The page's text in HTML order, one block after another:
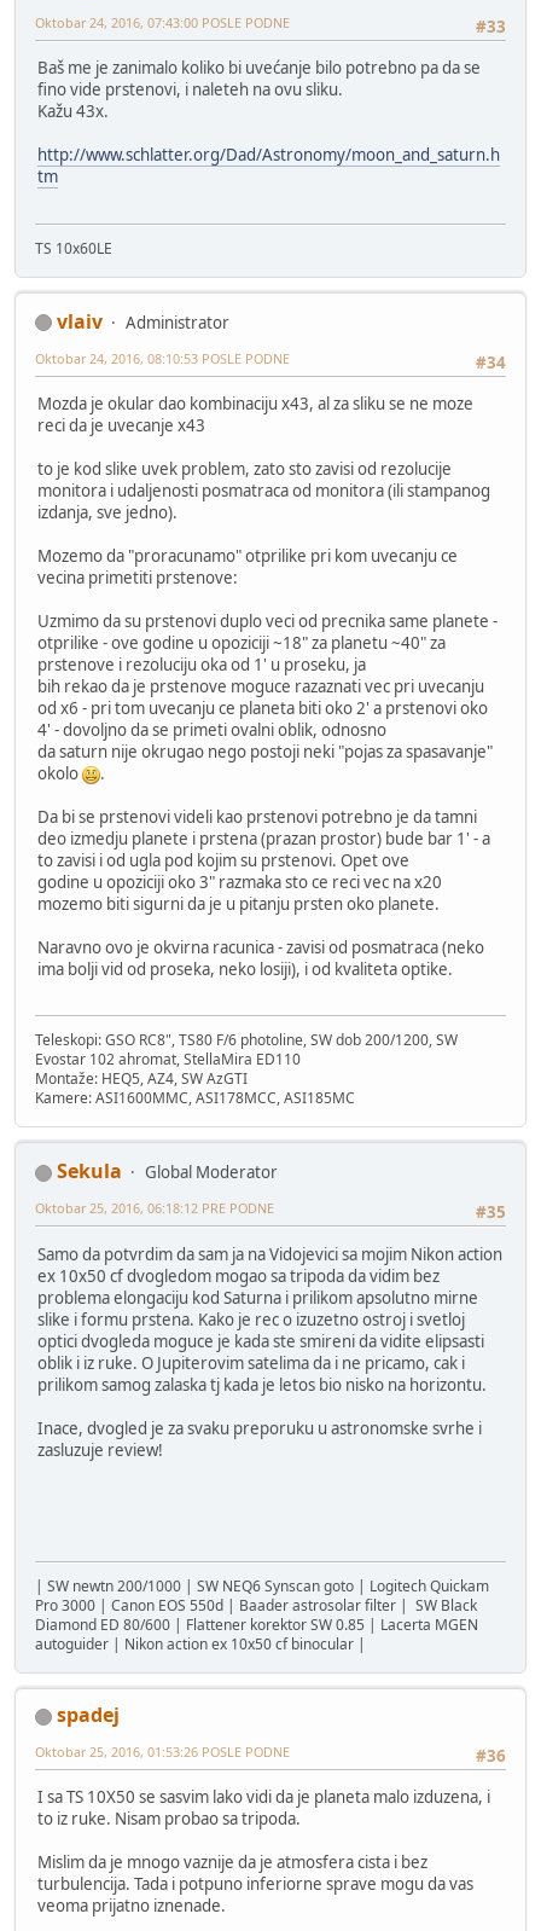
#33
Oktobar 24, 2016, 07:43:00 POSLE PODNE
Baš me je zanimalo koliko bi uvećanje bilo potrebno pa da se
fino vide prstenovi, i naleteh na ovu sliku.
Kažu 43x.
http://www.schlatter.org/Dad/Astronomy/moon_and_saturn.h
tm
TS 10x60LE
vlaiv
Administrator
#34
Oktobar 24, 2016, 08:10:53 POSLE PODNE
Mozda je okular dao kombinaciju x43, al za sliku se ne moze
reci da je uvecanje x43
to je kod slike uvek problem, zato sto zavisi od rezolucije
monitora i udaljenosti posmatraca od monitora (ili stampanog
izdanja, sve jedno).
Mozemo da "proracunamo" otprilike pri kom uvecanju ce
vecina primetiti prstenove:
Uzmimo da su prstenovi duplo veci od precnika same planete -
otprilike - ove godine u opoziciji ~18" za planetu ~40" za
prstenove i rezoluciju oka od 1' u proseku, ja
bih rekao da je prstenove moguce razaznati vec pri uvecanju
od x6 - pri tom uvecanju ce planeta biti oko 2' a prstenovi oko
4' - dovoljno da se primeti ovalni oblik, odnosno
da saturn nije okrugao nego postoji neki "pojas za spasavanje"
okolo
.
Da bi se prstenovi videli kao prstenovi potrebno je da tamni
deo izmedju planete i prstena (prazan prostor) bude bar 1' - a
to zavisi i od ugla pod kojim su prstenovi. Opet ove
godine u opoziciji oko 3" razmaka sto ce reci vec na x20
mozemo biti sigurni da je u pitanju prsten oko planete.
Naravno ovo je okvirna racunica - zavisi od posmatraca (neko
ima bolji vid od proseka, neko losiji), i od kvaliteta optike.
Teleskopi: GSO RC8", TS80 F/6 photoline, SW dob 200/1200, SW
Evostar 102 ahromat, StellaMira ED110
Montaže: HEQ5, AZ4, SW AzGTI
Kamere: ASI1600MMC, ASI178MCC, ASI185MC
Sekula
Global Moderator
#35
Oktobar 25, 2016, 06:18:12 PRE PODNE
Samo da potvrdim da sam ja na Vidojevici sa mojim Nikon action
ex 10x50 cf dvogledom mogao sa tripoda da vidim bez
problema elongaciju kod Saturna i prilikom apsolutno mirne
slike i formu prstena. Kako je rec o izuzetno ostroj i svetloj
optici dvogleda moguce je kada ste smireni da vidite elipsasti
oblik i iz ruke. O Jupiterovim satelima da i ne pricamo, cak i
prilikom samog zalaska tj kada je letos bio nisko na horizontu.
Inace, dvogled je za svaku preporuku u astronomske svrhe i
zasluzuje review!
| SW newtn 200/1000 | SW NEQ6 Synscan goto | Logitech Quickam
Pro 3000 | Canon EOS 550d | Baader astrosolar filter | SW Black
Diamond ED 80/600 | Flattener korektor SW 0.85 | Lacerta MGEN
autoguider | Nikon action ex 10x50 cf binocular |
spadej
#36
Oktobar 25, 2016, 01:53:26 POSLE PODNE
I sa TS 10X50 se sasvim lako vidi da je planeta malo izduzena, i
to iz ruke. Nisam probao sa tripoda.
Mislim da je mnogo vaznije da je atmosfera cista i bez
turbulencija. Tada i potpuno inferiorne sprave mogu da vas
veoma prijatno iznenade.